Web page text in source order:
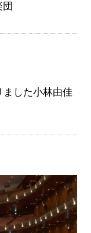
した小林由佳